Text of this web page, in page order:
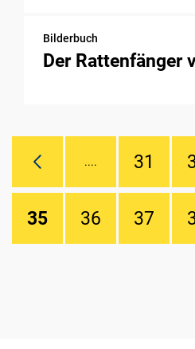
Bilderbuch
Der Rattenfänger
.... 31
35 36 37